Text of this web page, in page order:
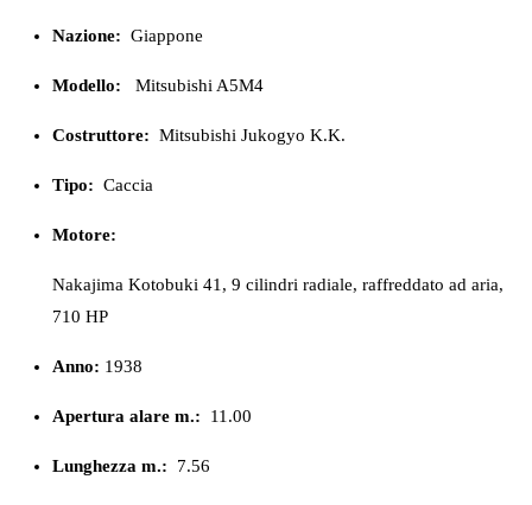
Nazione: Giappone
Modello: Mitsubishi A5M4
Costruttore: Mitsubishi Jukogyo K.K.
Tipo: Caccia
Motore:
Nakajima Kotobuki 41, 9 cilindri radiale, raffreddato ad aria,
710 HP
Anno: 1938
Apertura alare m.: 11.00
Lunghezza m.: 7.56